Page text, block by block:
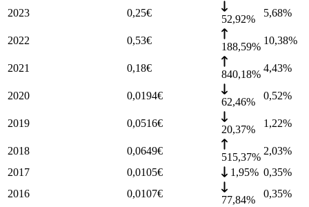
2023 0,25€
52,92%
5,68%
2022 0,53€
188,59%
10,38%
2021 0,18€
840,18%
4,43%
2020 0,0194€
62,46%
0,52%
2019 0,0516€
20,37%
1,22%
2018 0,0649€
515,37%
2,03%
2017
0,0105€ 1,95% 0,35%
2016
0,0107€
77,84%
0,35%